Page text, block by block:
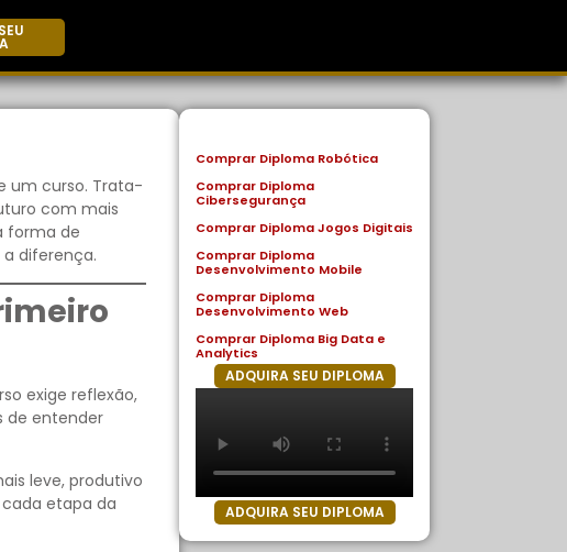
um curso. Trata-
com mais
forma de
diferença.
exige reflexão,
de entender
leve, produtivo
etapa da
Comprar Diploma Robótica
Comprar Diploma
Cibersegurança
Comprar Diploma Jogos Digitais
Comprar Diploma
Desenvolvimento Mobile
Comprar Diploma
Desenvolvimento Web
Comprar Diploma Big Data e
Analytics
ADQUIRA SEU DIPLOMA
ADQUIRA SEU DIPLOMA